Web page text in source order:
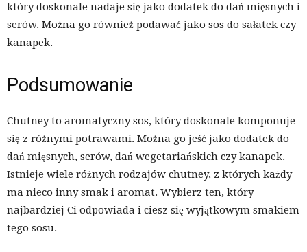
który doskonale nadaje się jako dodatek do dań mięsnych i
serów. Można go również podawać jako sos do sałatek czy
kanapek.
Podsumowanie
Chutney to aromatyczny sos, który doskonale komponuje
się z różnymi potrawami. Można go jeść jako dodatek do
dań mięsnych, serów, dań wegetariańskich czy kanapek.
Istnieje wiele różnych rodzajów chutney, z których każdy
ma nieco inny smak i aromat. Wybierz ten, który
najbardziej Ci odpowiada i ciesz się wyjątkowym smakiem
tego sosu.